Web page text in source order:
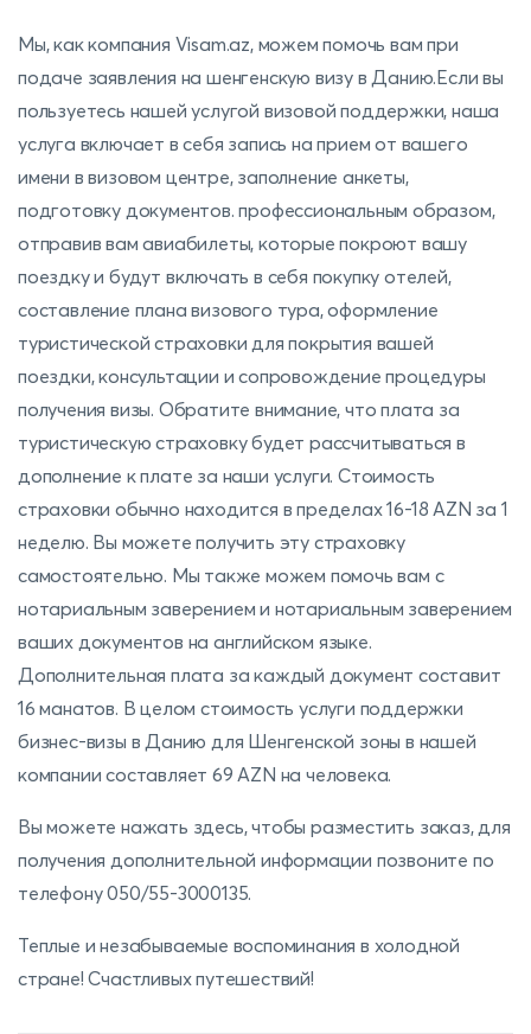
Мы, как компания Visam.az, можем помочь вам при
подаче заявления на шенгенскую визу в Данию.Если вы
пользуетесь нашей услугой визовой поддержки, наша
услуга включает в себя запись на прием от вашего
имени в визовом центре, заполнение анкеты,
подготовку документов. профессиональным образом,
отправив вам авиабилеты, которые покроют вашу
поездку и будут включать в себя покупку отелей,
составление плана визового тура, оформление
туристической страховки для покрытия вашей
поездки, консультации и сопровождение процедуры
получения визы. Обратите внимание, что плата за
туристическую страховку будет рассчитываться в
дополнение к плате за наши услуги. Стоимость
страховки обычно находится в пределах 16-18 AZN за 1
неделю. Вы можете получить эту страховку
самостоятельно. Мы также можем помочь вам с
нотариальным заверением и нотариальным заверением
ваших документов на английском языке.
Дополнительная плата за каждый документ составит
16 манатов. В целом стоимость услуги поддержки
бизнес-визы в Данию для Шенгенской зоны в нашей
компании составляет 69 AZN на человека.
Вы можетенажать здесь, чтобы разместить заказ, для
получения дополнительной информации позвоните по
телефону 050/55-3000135.
Теплые и незабываемые воспоминания в холодной
стране! Счастливых путешествий!